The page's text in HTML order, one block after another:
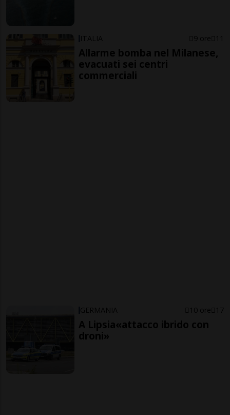
ITALIA 9 ore 11
Allarme bomba nel Milanese,
evacuati sei centri
commerciali
GERMANIA 10 ore 17
A Lipsia«attacco ibrido con
droni»